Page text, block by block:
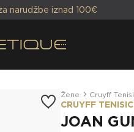
narudžbe iznad 100€
Žene Cruyff
CRUYFF
JOAN